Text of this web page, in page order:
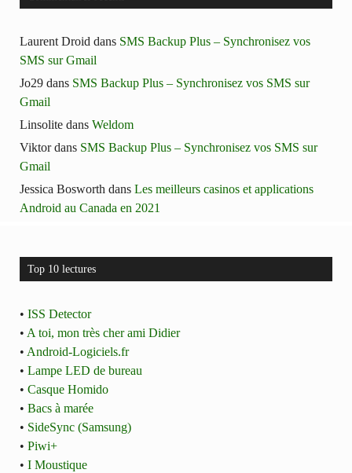
Laurent Droid dans SMS Backup Plus – Synchronisez vos
SMS sur Gmail
Jo29 dans SMS Backup Plus – Synchronisez vos SMS sur
Gmail
Linsolite dans Weldom
Viktordans SMS Backup Plus – Synchronisez vos SMS sur
Gmail
Jessica Bosworth dans Les meilleurs casinos et applications
Android au Canada en 2021
Top 10 lectures
• ISS Detector
• A toi, mon très cher ami Didier
• Android-Logiciels.fr
• Lampe LED de bureau
• Casque Homido
• Bacs à marée
• SideSync (Samsung)
• Piwi+
• I Moustique